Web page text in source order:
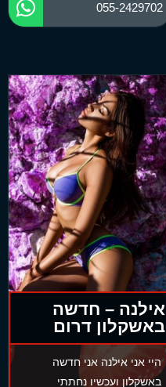
055-2429702
אילנה – חדשה
באשקלון דרום
היי אני אילנה אני חדשה
באשקלון ועכשיו נחתתי